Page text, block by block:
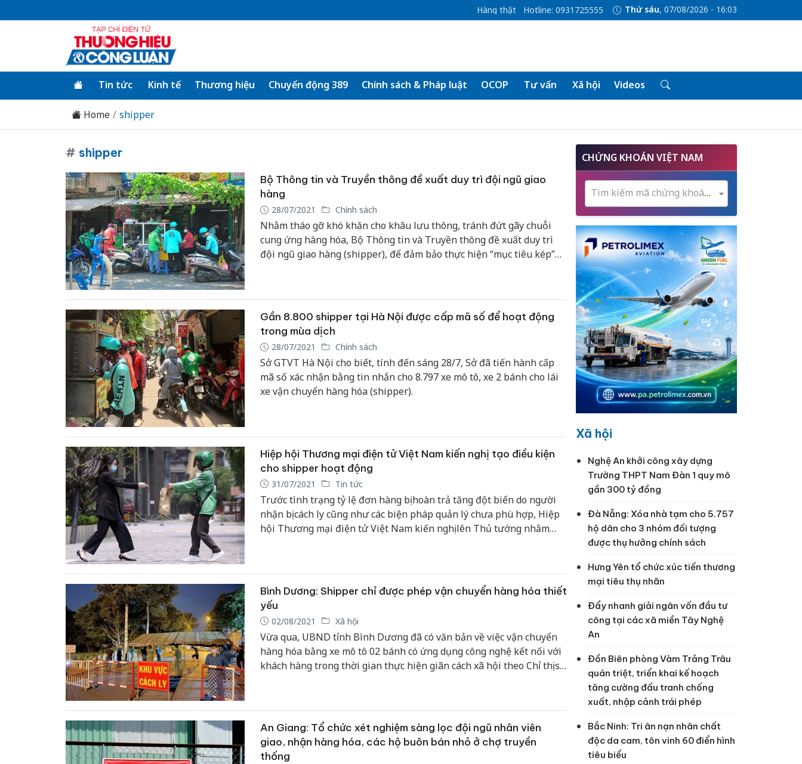
Hàng thật Hotline: 0931725555 Thứ sáu, 07/08/2026 - 16:03
Tin tức Kinh tế Thương hiệu Chuyển động 389 Chính sách & Pháp luật OCOP Tư vấn Xã hội Videos
Home shipper
# shipper
Bộ Thông tin và Truyền thông đề xuất duy trì đội ngũ giao
hàng
28/07/2021 Chính sách
Nhằm tháo gỡ khó khăn cho khâu lưu thông, tránh đứt gãy chuỗi
cung ứng hàng hóa, Bộ Thông tin và Truyền thông đề xuất duy trì
đội ngũ giao hàng (shipper), để đảm bảo thực hiện “mục tiêu kép”
Gần 8.800 shipper tại Hà Nội được cấp mã số để hoạt động
trong mùa dịch
28/07/2021 Chính sách
Sở GTVT Hà Nội cho biết, tính đến sáng 28/7, Sở đã tiến hành cấp
mã số xác nhận bằng tin nhắn cho 8.797 xe mô tô, xe 2 bánh cho lái
xe vận chuyển hàng hóa (shipper).
Hiệp hội Thương mại điện tử Việt Nam kiến nghị tạo điều kiện
cho shipper hoạt động
31/07/2021 Tin tức
Trước tình trạng tỷ lệ đơn hàng bị hoàn trả tăng đột biến do người
nhận bị cách ly cũng như các biện pháp quản lý chưa phù hợp, Hiệp
hội Thương mại điện tử Việt Nam kiến nghị lên Thủ tướng nhằm
Bình Dương: Shipper chỉ được phép vận chuyển hàng hóa thiết
yếu
02/08/2021 Xã hội
Vừa qua, UBND tỉnh Bình Dương đã có văn bản về việc vận chuyển
hàng hóa bằng xe mô tô 02 bánh có ứng dụng công nghệ kết nối với
khách hàng trong thời gian thực hiện giãn cách xã hội theo Chỉ thị số
An Giang: Tổ chức xét nghiệm sàng lọc đội ngũ nhân viên
giao, nhận hàng hóa, các hộ buôn bán nhỏ ở chợ truyền
thống
CHỨNG KHOÁN VIỆT NAM
Tìm kiếm mã chứng khoán...
Xã hội
Nghệ An khởi công xây dựng
Trường THPT Nam Đàn 1 quy mô
gần 300 tỷ đồng
Đà Nẵng: Xóa nhà tạm cho 5.757
hộ dân cho 3 nhóm đối tượng
được thụ hưởng chính sách
Hưng Yên tổ chức xúc tiến thương
mại tiêu thụ nhãn
Đẩy nhanh giải ngân vốn đầu tư
công tại các xã miền Tây Nghệ
An
Đồn Biên phòng Vàm Trảng Trâu
quán triệt, triển khai kế hoạch
tăng cường đấu tranh chống
xuất, nhập cảnh trái phép
Bắc Ninh: Tri ân nạn nhân chất
độc da cam, tôn vinh 60 điển hình
tiêu biểu